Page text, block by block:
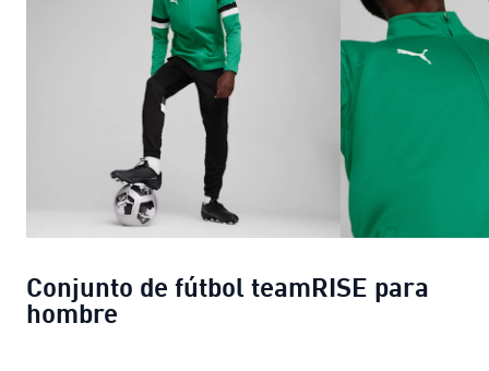
Conjunto de fútbol teamRISE para
hombre